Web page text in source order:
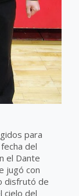
para
del
el Dante
jugó con
disfrutó de
cielo del